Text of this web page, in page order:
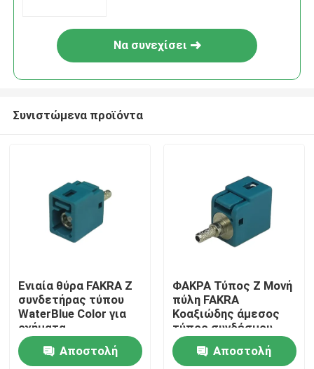
Προϊόντα
Βίντεο
Να συνεχίσει
Συνιστώμενα προϊόντα
Ενιαία θύρα FAKRA Z
συνδετήρας τύπου
WaterBlue Color για
οχήματα
Αποστολή
ΦΑΚΡΑ Τύπος Z Μονή
πύλη FAKRA
Κοαξιώδης άμεσος
τύπος συνδέσμου
Αποστολή